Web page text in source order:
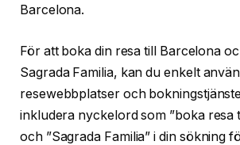
Barcelona.
För att boka din resa till Barcelona
Sagrada Familia, kan du enkelt
resewebbplatser och
inkludera nyckelord som ”boka resa
och ”Sagrada Familia” i din sökning